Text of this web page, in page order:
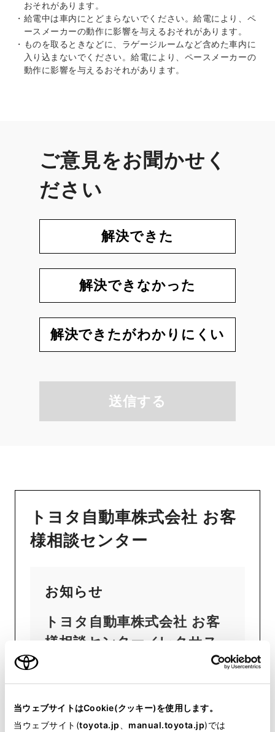
当ウェブサイトはCookie(クッキー)を使用します。
当ウェブサイト(toyota.jp manual.toyota.jp)では
おそれがあります。
給電中は車内にとどまらないでください。給電により、ペ
ースメーカーの動作に影響を与えるおそれがあります。
ものを取るときなどに、ラゲージルームなど含めた車内に
入り込まないでください。給電により、ペースメーカーの
動作に影響を与えるおそれがあります。
ご意見をお聞かせく
ださい
解決できた
解決できなかった
解決できたがわかりにくい
送信する
トヨタ自動車株式会社 お客
様相談センター
お知らせ
トヨタ自動車株式会社 お客
様相談センター／レクサス
インフォメーションデスク
は、2026年8月13日から8月
16日までお休みとさせてい
ただきます。